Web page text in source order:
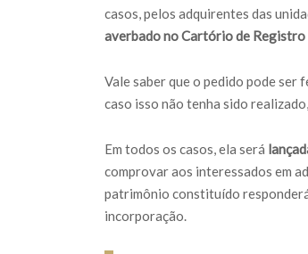
casos, pelos adquirentes das
averbado no Cartório de Registro
Vale saber que o pedido pode ser
caso isso não tenha sido
Em todos os casos, ela será
comprovar aos interessados em
patrimônio constituído
incorporação.